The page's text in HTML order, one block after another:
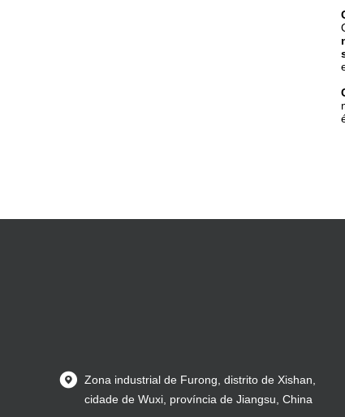
Zona industrial de Furong, distrito de Xishan,
cidade de Wuxi, província de Jiangsu, China